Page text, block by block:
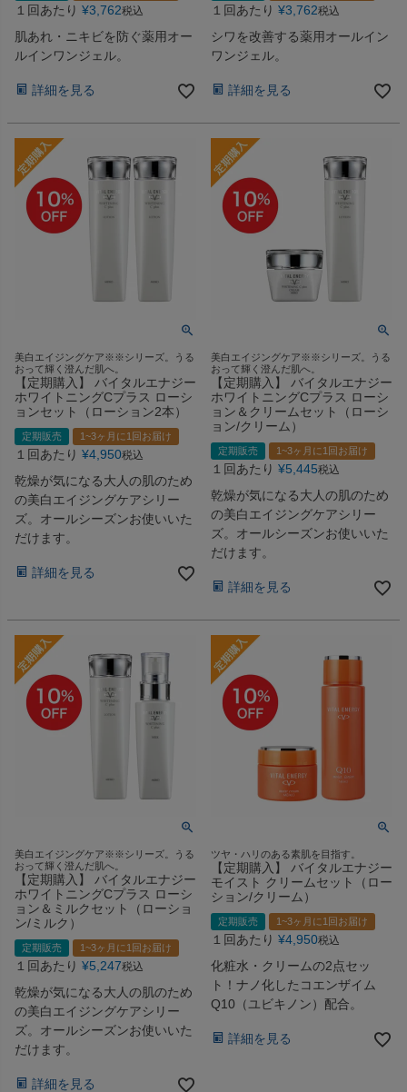
１回あたり ¥3,762税込
肌あれ・ニキビを防ぐ薬用オー
ルインワンジェル。
詳細を見る
１回あたり ¥3,762税込
シワを改善する薬用オールイン
ワンジェル。
詳細を見る
美白エイジングケア※※シリーズ。うる
おって輝く澄んだ肌へ。
【定期購入】 バイタルエナジー
ホワイトニングCプラス ローシ
ョンセット（ローション2本）
定期販売 1~3ヶ月に1回お届け
１回あたり ¥4,950税込
乾燥が気になる大人の肌のため
の美白エイジングケアシリー
ズ。オールシーズンお使いいた
だけます。
詳細を見る
美白エイジングケア※※シリーズ。うる
おって輝く澄んだ肌へ。
【定期購入】 バイタルエナジー
ホワイトニングCプラス ローシ
ョン＆クリームセット（ローシ
ョン/クリーム）
定期販売 1~3ヶ月に1回お届け
１回あたり ¥5,445税込
乾燥が気になる大人の肌のため
の美白エイジングケアシリー
ズ。オールシーズンお使いいた
だけます。
詳細を見る
美白エイジングケア※※シリーズ。うる
おって輝く澄んだ肌へ。
【定期購入】 バイタルエナジー
ホワイトニングCプラス ローシ
ョン＆ミルクセット（ローショ
ン/ミルク）
定期販売 1~3ヶ月に1回お届け
１回あたり ¥5,247税込
乾燥が気になる大人の肌のため
の美白エイジングケアシリー
ズ。オールシーズンお使いいた
だけます。
詳細を見る
ツヤ・ハリのある素肌を目指す。
【定期購入】 バイタルエナジー
モイスト クリームセット（ロー
ション/クリーム）
定期販売 1~3ヶ月に1回お届け
１回あたり ¥4,950税込
化粧水・クリームの2点セッ
ト！ナノ化したコエンザイム
Q10（ユビキノン）配合。
詳細を見る